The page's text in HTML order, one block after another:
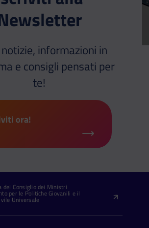
informazioni in
e consigli pensati per
te!
ora!
del Consiglio dei Ministri
per le Politiche Giovanili e il
Universale